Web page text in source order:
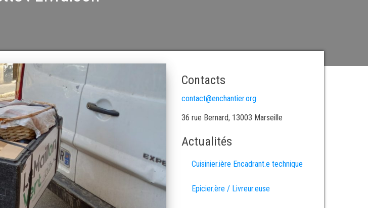
Contacts
contact@enchantier.org
36 rue Bernard, 13003 Marseille
Actualités
Cuisinier.ière Encadrant.e technique
Epicier.ère / Livreur.euse